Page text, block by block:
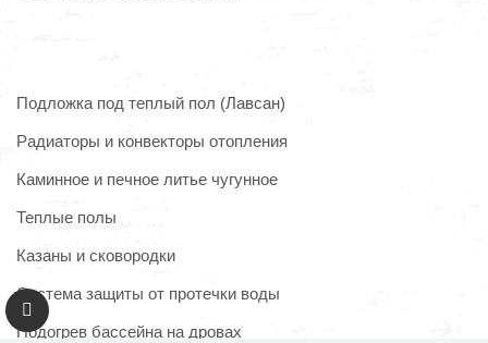
Подложка под теплый пол (Лавсан)
Радиаторы и конвекторы отопления
Каминное и печное литье чугунное
Теплые полы
Казаны и сковородки
Система защиты от протечки воды
Подогрев бассейна на дровах